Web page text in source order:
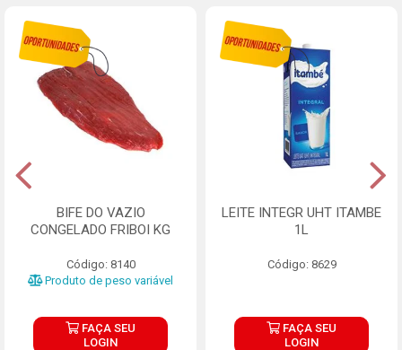
BIFE DO VAZIO
CONGELADO FRIBOI KG
Código: 8140
Produto de peso variável
FAÇA SEU
LOGIN
LEITE INTEGR UHT ITAMBE
1L
Código: 8629
FAÇA SEU
LOGIN